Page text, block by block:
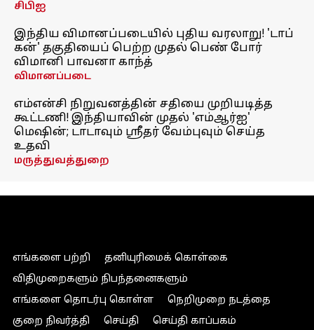
சிபிஐ
இந்திய விமானப்படையில் புதிய வரலாறு! 'டாப்
கன்' தகுதியைப் பெற்ற முதல் பெண் போர்
விமானி பாவனா காந்த்
விமானப்படை
எம்என்சி நிறுவனத்தின் சதியை முறியடித்த
கூட்டணி! இந்தியாவின் முதல் 'எம்ஆர்ஐ'
மெஷின்; டாடாவும் ஸ்ரீதர் வேம்புவும் செய்த
உதவி
மருத்துவத்துறை
எங்களை பற்றி
தனியுரிமைக் கொள்கை
விதிமுறைகளும் நிபந்தனைகளும்
எங்களை தொடர்பு கொள்ள
நெறிமுறை நடத்தை
குறை நிவர்த்தி
செய்தி செய்தி காப்பகம்